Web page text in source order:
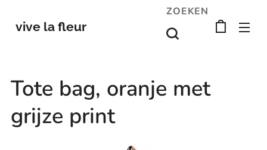
vive la fleur
ZOEKEN
Tote bag, oranje met
grijze print